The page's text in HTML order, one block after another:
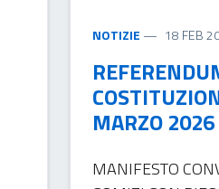
NOTIZIE 18 FEB
MARZO 2026
MANIFESTO